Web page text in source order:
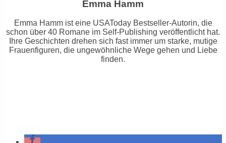
Emma Hamm
Emma Hamm ist eine USAToday Bestseller-Autorin, die
schon über 40 Romane im Self-Publishing veröffentlicht hat.
Ihre Geschichten drehen sich fast immer um starke, mutige
Frauenfiguren, die ungewöhnliche Wege gehen und Liebe
finden.